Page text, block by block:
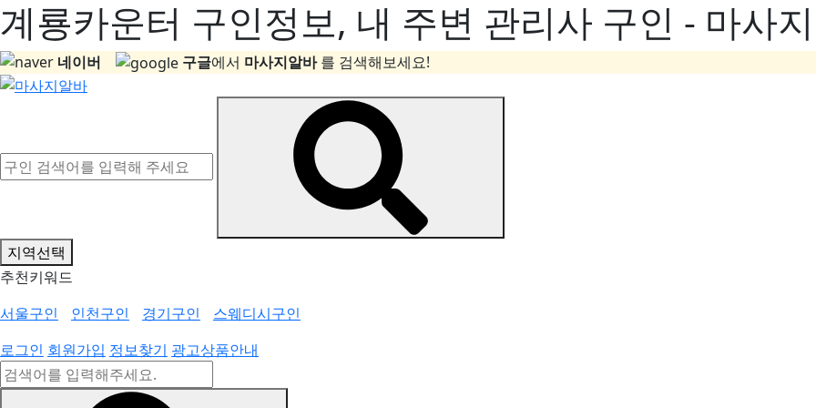
계룡카운터 구인정보, 내 주변 관리사 구인 - 마사
네이버 구글에서 마사지알바를 검색해보세요!
지역선택
추천키워드
서울구인
인천구인 경기구인
스웨디시구인
로그인 회원가입 정보찾기 광고상품안내